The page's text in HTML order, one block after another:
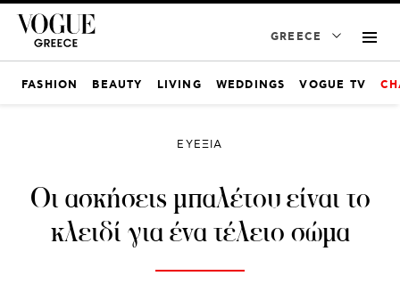
GREECE
FASHION BEAUTY LIVING WEDDINGS VOGUE TV
ΕΥΕΞΙΑ
Οι ασκήσεις μπαλέτου είναι το
κλειδί για ένα τέλειο σώμα